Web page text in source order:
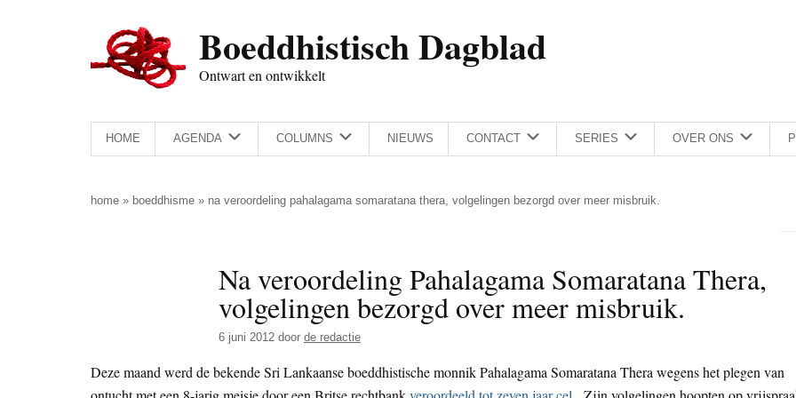
Boeddhistisch Dagblad
Ontwart en ontwikkelt
HOME AGENDA COLUMNS NIEUWS CONTACT SERIES OVER ONS
home » boeddhisme » na veroordeling pahalagama somaratana thera, volgelingen bezorgd over meer misbruik.
Na veroordeling Pahalagama Somaratana Thera,
volgelingen bezorgd over meer misbruik.
6 juni 2012 door de redactie
Deze maand werd de bekende Sri Lankaanse boeddhistische monnik Pahalagama Somaratana Thera wegens het plegen van